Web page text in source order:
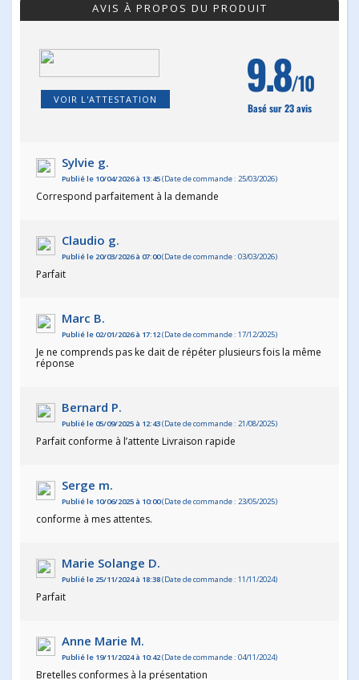
AVIS À PROPOS DU PRODUIT
VOIR L'ATTESTATION 9.8/10
Basé sur 23 avis
Sylvie g.
Publié le 10/04/2026 à 13:45(Date de commande : 25/03/2026)
Correspond parfaitement à la demande
Claudio g.
Publié le 20/03/2026 à 07:00(Date de commande : 03/03/2026)
Parfait
Marc B.
Publié le 02/01/2026 à 17:12(Date de commande : 17/12/2025)
Je ne comprends pas ke dait de répéter plusieurs fois la même
réponse
Bernard P.
Publié le 05/09/2025 à 12:43(Date de commande : 21/08/2025)
Parfait conforme à l’attente Livraison rapide
Serge m.
Publié le 10/06/2025 à 10:00(Date de commande : 23/05/2025)
conforme à mes attentes.
Marie Solange D.
Publié le 25/11/2024 à 18:38(Date de commande : 11/11/2024)
Parfait
Anne Marie M.
Publié le 19/11/2024 à 10:42(Date de commande : 04/11/2024)
Bretelles conformes à la présentation